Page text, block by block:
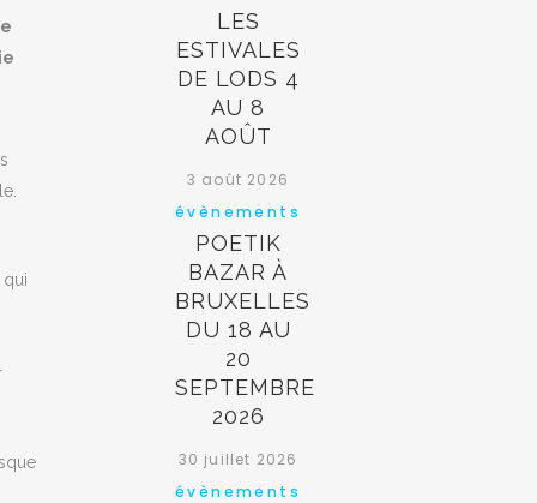
qui
LES
ESTIVALES
DE LODS 4
AU 8
AOÛT
3 août 2026
évènements
POETIK
BAZAR À
BRUXELLES
DU 18 AU
20
SEPTEMBRE
2026
30 juillet 2026
évènements